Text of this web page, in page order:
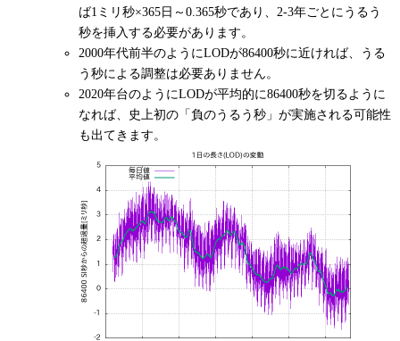
ば1ミリ秒×365日～0.365秒であり、2-3年ごとにうるう
秒を挿入する必要があります。
2000年代前半のようにLODが86400秒に近ければ、うる
う秒による調整は必要ありません。
2020年台のようにLODが平均的に86400秒を切るように
なれば、史上初の「負のうるう秒」が実施される可能性
も出てきます。